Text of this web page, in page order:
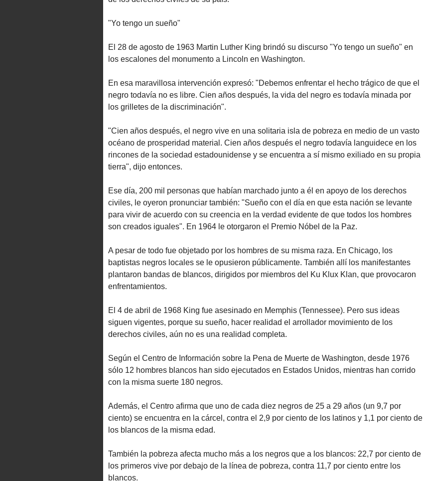
"Yo tengo un sueño"
El 28 de agosto de 1963 Martin Luther King brindó su discurso "Yo tengo un sueño" en
los escalones del monumento a Lincoln en Washington.
En esa maravillosa intervención expresó: "Debemos enfrentar el hecho trágico de que el
negro todavía no es libre. Cien años después, la vida del negro es todavía minada por
los grilletes de la discriminación".
"Cien años después, el negro vive en una solitaria isla de pobreza en medio de un vasto
océano de prosperidad material. Cien años después el negro todavía languidece en los
rincones de la sociedad estadounidense y se encuentra a sí mismo exiliado en su propia
tierra", dijo entonces.
Ese día, 200 mil personas que habían marchado junto a él en apoyo de los derechos
civiles, le oyeron pronunciar también: "Sueño con el día en que esta nación se levante
para vivir de acuerdo con su creencia en la verdad evidente de que todos los hombres
son creados iguales". En 1964 le otorgaron el Premio Nóbel de la Paz.
A pesar de todo fue objetado por los hombres de su misma raza. En Chicago, los
baptistas negros locales se le opusieron públicamente. También allí los manifestantes
plantaron bandas de blancos, dirigidos por miembros del Ku Klux Klan, que provocaron
enfrentamientos.
El 4 de abril de 1968 King fue asesinado en Memphis (Tennessee). Pero sus ideas
siguen vigentes, porque su sueño, hacer realidad el arrollador movimiento de los
derechos civiles, aún no es una realidad completa.
Según el Centro de Información sobre la Pena de Muerte de Washington, desde 1976
sólo 12 hombres blancos han sido ejecutados en Estados Unidos, mientras han corrido
con la misma suerte 180 negros.
Además, el Centro afirma que uno de cada diez negros de 25 a 29 años (un 9,7 por
ciento) se encuentra en la cárcel, contra el 2,9 por ciento de los latinos y 1,1 por ciento de
los blancos de la misma edad.
También la pobreza afecta mucho más a los negros que a los blancos: 22,7 por ciento de
los primeros vive por debajo de la línea de pobreza, contra 11,7 por ciento entre los
blancos.